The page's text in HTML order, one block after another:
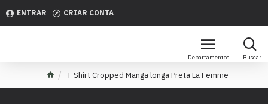
ENTRAR CRIAR CONTA
T-Shirt Cropped Manga longa Preta La Femme